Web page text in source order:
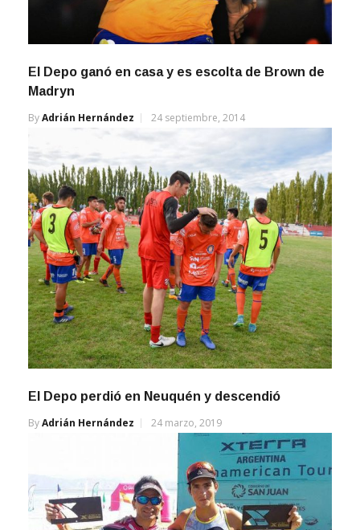
El Depo ganó en casa y es escolta de Brown de
Madryn
ByAdrián Hernández 24 septiembre, 2014
El Depo perdió en Neuquén y descendió
ByAdrián Hernández 24 marzo, 2019